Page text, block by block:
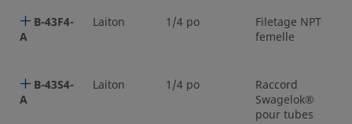
B-43F4-
A
Laiton 1/4 po
Filetage NPT
femelle
B-43S4-
A
Laiton 1/4 po
Raccord
Swagelok®
pour tubes